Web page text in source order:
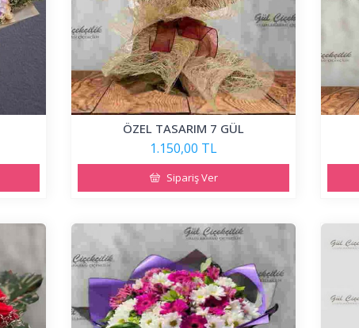
ÖZEL TASARIM 7 GÜL
1.150,00 TL
Sipariş Ver